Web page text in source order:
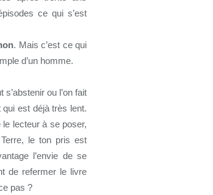
ce qui s’est
. Mais c’est ce qui
d’un homme.
ou l’on fait
qui est déjà très lent.
lecteur à se poser,
le ton pris est
l’envie de se
de refermer le livre
pas ?